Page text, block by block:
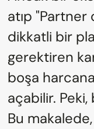
atıp "Partner
dikkatli bir
gerektiren
boşa
açabilir. Peki,
Bu